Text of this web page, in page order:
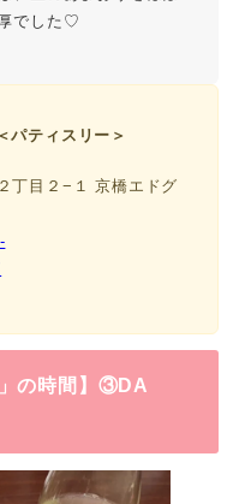
でした♡
パティスリー＞
丁目２−１ 京橋エドグ
」の時間】③DA